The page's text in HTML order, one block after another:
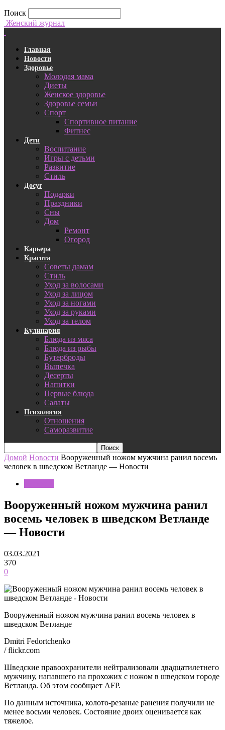
Поиск
Женский журнал
Главная
Новости
Здоровье
Молодая мама
Диеты
Женское здоровье
Здоровье семьи
Спорт
Спортивное питание
Фитнес
Дети
Воспитание
Игры с детьми
Развитие
Стиль
Досуг
Подарки
Праздники
Сны
Дом
Ремонт
Огород
Карьера
Красота
Советы дамам
Стиль
Уход за волосами
Уход за лицом
Уход за ногами
Уход за руками
Уход за телом
Кулинария
Блюда из мяса
Блюда из рыбы
Бутерброды
Выпечка
Десерты
Напитки
Первые блюда
Салаты
Психология
Отношения
Саморазвитие
Домой Новости Вооруженный ножом мужчина ранил восемь
человек в шведском Ветланде — Новости
Вооруженный ножом мужчина ранил
восемь человек в шведском Ветланде
— Новости
03.03.2021
370
0
Вооруженный ножом мужчина ранил восемь человек в
шведском Ветланде
Dmitri Fedortchenko
/ flickr.com
Шведские правоохранители нейтрализовали двадцатилетнего
мужчину, напавшего на прохожих с ножом в шведском городе
Ветланда. Об этом сообщает AFP.
По данным источника, колото-резаные ранения получили не
менее восьми человек. Состояние двоих оценивается как
тяжелое.